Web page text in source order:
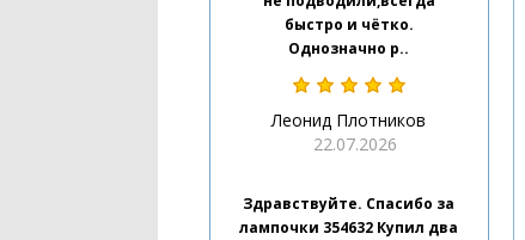
быстро и чётко.
Однозначно р..
Леонид Плотников
22.07.2026
Здравствуйте. Спасибо за
лампочки 354632 Купил два